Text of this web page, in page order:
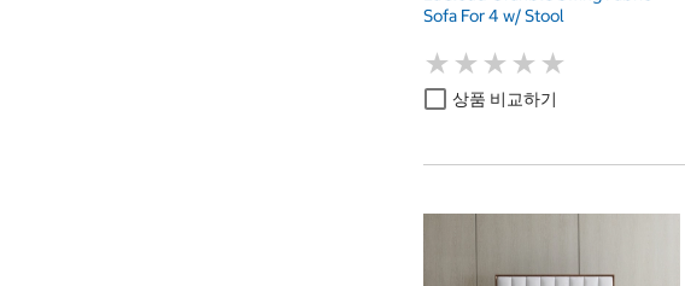
Sofa For 4 w/ Stool
★ ★ ★ ★ ★
★ ★ ★ ★ ★
상품 비교하기